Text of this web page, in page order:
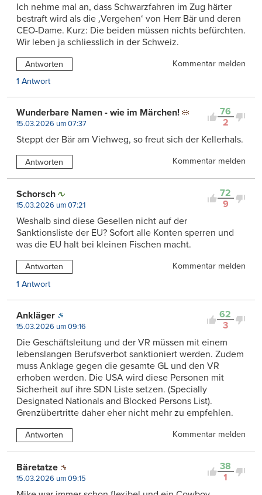
Ich nehme mal an, dass Schwarzfahren im Zug härter
bestraft wird als die ‚Vergehen‘ von Herr Bär und deren
CEO-Dame. Kurz: Die beiden müssen nichts befürchten.
Wir leben ja schliesslich in der Schweiz.
Antworten
Kommentar melden
1 Antwort
76
2
Wunderbare Namen - wie im Märchen!
15.03.2026 um 07:37
Steppt der Bär am Viehweg, so freut sich der Kellerhals.
Antworten Kommentar melden
72
9
Schorsch
15.03.2026 um 07:21
Weshalb sind diese Gesellen nicht auf der
Sanktionsliste der EU? Sofort alle Konten sperren und
was die EU halt bei kleinen Fischen macht.
Antworten
Kommentar melden
1 Antwort
62
3
Ankläger
15.03.2026 um 09:16
Die Geschäftsleitung und der VR müssen mit einem
lebenslangen Berufsverbot sanktioniert werden. Zudem
muss Anklage gegen die gesamte GL und den VR
erhoben werden. Die USA wird diese Personen mit
Sicherheit auf ihre SDN Liste setzen. (Specially
Designated Nationals and Blocked Persons List).
Grenzübertritte daher eher nicht mehr zu empfehlen.
Antworten Kommentar melden
38
1
Bäretatze
15.03.2026 um 09:15